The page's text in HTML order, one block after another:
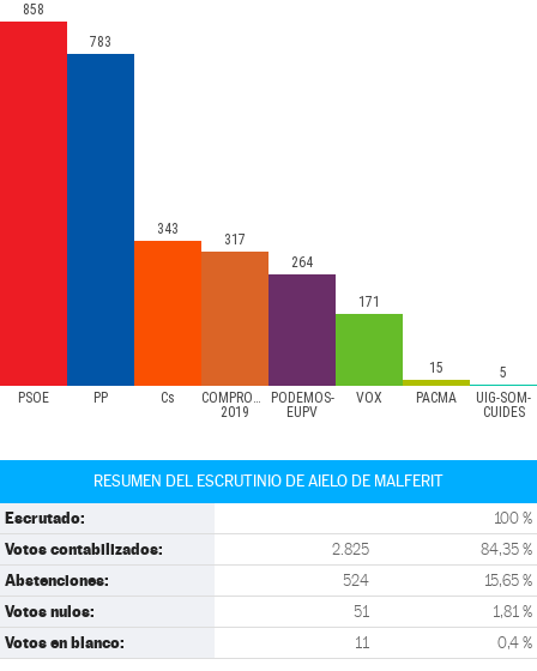
PSOE PP Cs
COMPROMÍS
2019
PODEMOS-
EUPV
VOX PACMA
UIG-SOM-
CUIDES
858
783
343
317
264
171
15 5
RESUMEN DEL ESCRUTINIO DE AIELO DE MALFERIT
Escrutado: 100 %
Votos contabilizados: 2.825 84,35 %
Abstenciones: 524 15,65 %
Votos nulos: 51 1,81 %
Votos en blanco: 11 0,4 %